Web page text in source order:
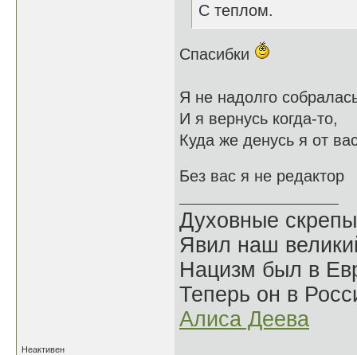
С теплом.
Спасибки
Я не надолго
И я вернусь когда-то,
Куда же денусь я от
Без вас я не редактор
Духовные
Явил наш
Нацизм был в
Теперь он в
Алиса Деева
Неактивен